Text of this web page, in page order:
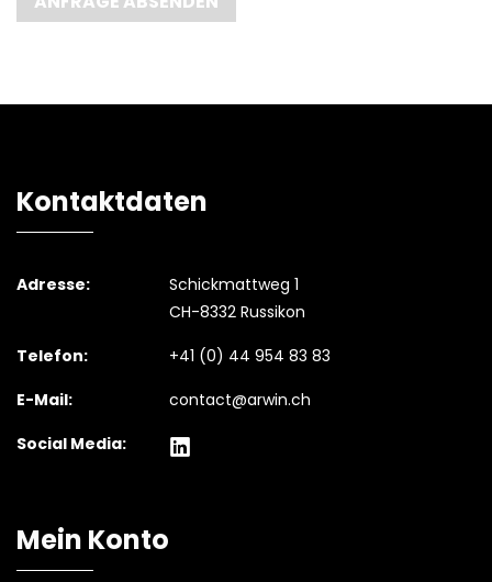
Kontaktdaten
Adresse:
Schickmattweg 1
CH-8332 Russikon
Telefon:
+41 (0) 44 954 83 83
E-Mail:
contact@arwin.ch
Social Media:
Mein Konto